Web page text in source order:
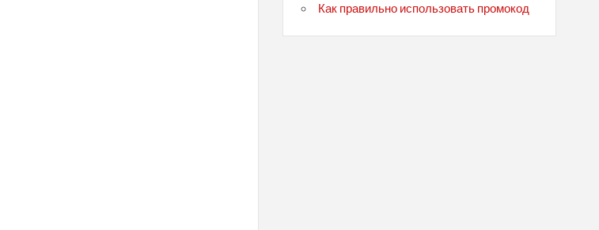
Как правильно использовать промокод